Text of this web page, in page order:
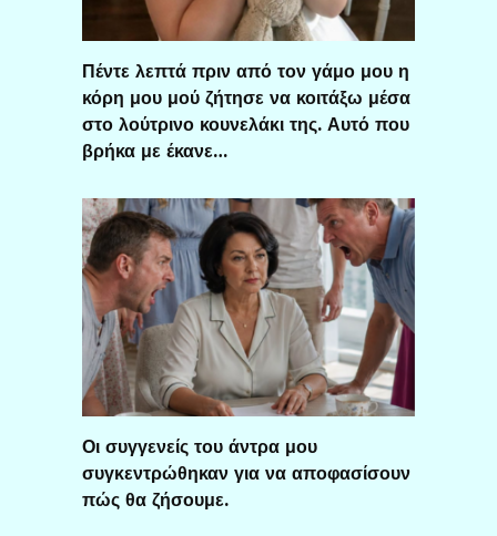
Πέντε λεπτά πριν από τον γάμο μου η
κόρη μου μού ζήτησε να κοιτάξω μέσα
στο λούτρινο κουνελάκι της. Αυτό που
βρήκα με έκανε…
Οι συγγενείς του άντρα μου
συγκεντρώθηκαν για να αποφασίσουν
πώς θα ζήσουμε.